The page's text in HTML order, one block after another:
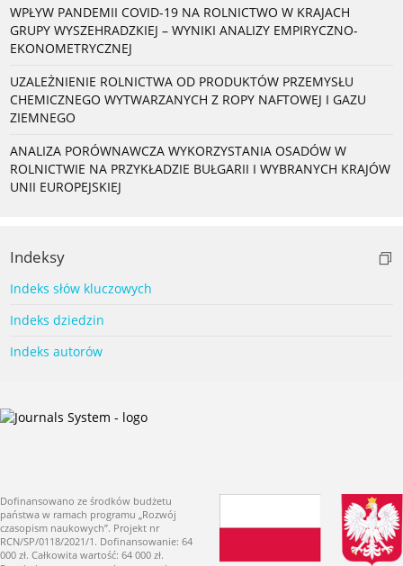
WPŁYW PANDEMII COVID-19 NA ROLNICTWO W KRAJACH
GRUPY WYSZEHRADZKIEJ – WYNIKI ANALIZY EMPIRYCZNO-
EKONOMETRYCZNEJ
UZALEŻNIENIE ROLNICTWA OD PRODUKTÓW PRZEMYSŁU
CHEMICZNEGO WYTWARZANYCH Z ROPY NAFTOWEJ I GAZU
ZIEMNEGO
ANALIZA PORÓWNAWCZA WYKORZYSTANIA OSADÓW W
ROLNICTWIE NA PRZYKŁADZIE BUŁGARII I WYBRANYCH KRAJÓW
UNII EUROPEJSKIEJ
Indeksy
Indeks słów kluczowych
Indeks dziedzin
Indeks autorów
Dofinansowano ze środków budżetu
państwa w ramach programu „Rozwój
czasopism naukowych”. Projekt nr
RCN/SP/0118/2021/1. Dofinansowanie: 64
000 zł. Całkowita wartość: 64 000 zł.